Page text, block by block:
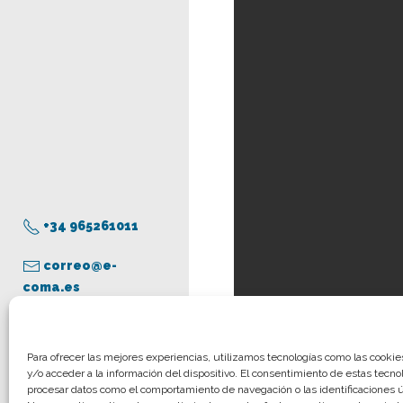
Para ofrecer las mejores experiencias, utilizamos tecnologías como las
y/o acceder a la información del dispositivo. El consentimiento de estas
procesar datos como el comportamiento de navegación o las identificaciones
+34 965261011
correo@e-
coma.es
Aviso legal
Política de privacidad
Descargar [0.98 MB]